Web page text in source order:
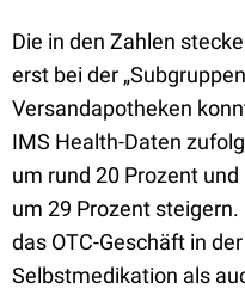
Die in den Zahlen
erst bei der
Versandapotheken
IMS Health-Daten
um rund 20 Prozent
um 29 Prozent
das OTC-Geschäft in
Selbstmedikation als